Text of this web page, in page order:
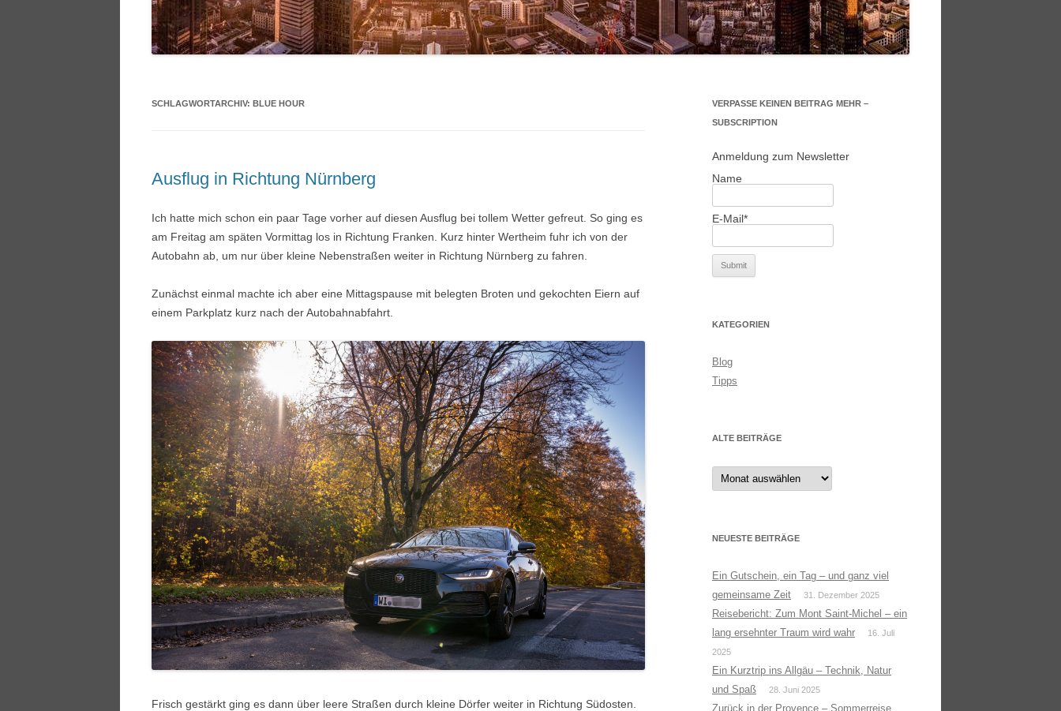
SCHLAGWORTARCHIV: BLUE HOUR
Ausflug in Richtung Nürnberg
Ich hatte mich schon ein paar Tage vorher auf diesen Ausflug bei tollem Wetter gefreut. So ging es
am Freitag am späten Vormittag los in Richtung Franken. Kurz hinter Wertheim fuhr ich von der
Autobahn ab, um nur über kleine Nebenstraßen weiter in Richtung Nürnberg zu fahren.
Zunächst einmal machte ich aber eine Mittagspause mit belegten Broten und gekochten Eiern auf
einem Parkplatz kurz nach der Autobahnabfahrt.
Frisch gestärkt ging es dann über leere Straßen durch kleine Dörfer weiter in Richtung Südosten.
VERPASSE KEINEN BEITRAG MEHR –
SUBSCRIPTION
Anmeldung zum Newsletter
Name
E-Mail*
KATEGORIEN
Blog
Tipps
ALTE BEITRÄGE
Alte
Beiträge
NEUESTE BEITRÄGE
Ein Gutschein, ein Tag – und ganz viel
gemeinsame Zeit
31. Dezember 2025
Reisebericht: Zum Mont Saint-Michel – ein
lang ersehnter Traum wird wahr
16. Juli
2025
Ein Kurztrip ins Allgäu – Technik, Natur
und Spaß
28. Juni 2025
Zurück in der Provence – Sommerreise